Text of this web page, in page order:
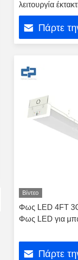
λειτουργία
Πάρτε
Βίντεο
Φως LED 4FT
Φως LED για
Πάρτε